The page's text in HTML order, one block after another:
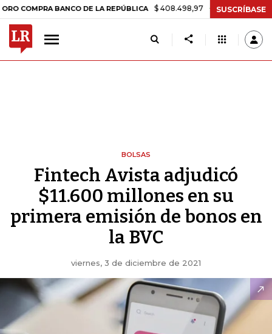
BANCO DE LA REPÚBLICA $ 408.498,97 +$ 8.753,81 +2,19%
SUSCRÍBASE
BOLSAS
Fintech Avista adjudicó
$11.600 millones en su
primera emisión de bonos en
la BVC
viernes, 3 de diciembre de 2021